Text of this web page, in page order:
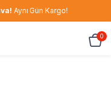
Aynı Gün Kargo!
0